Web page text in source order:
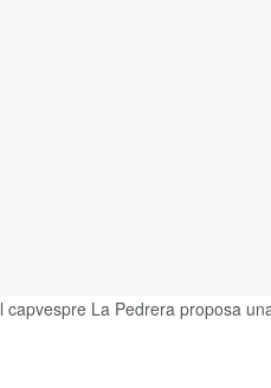
La Pedrera proposa